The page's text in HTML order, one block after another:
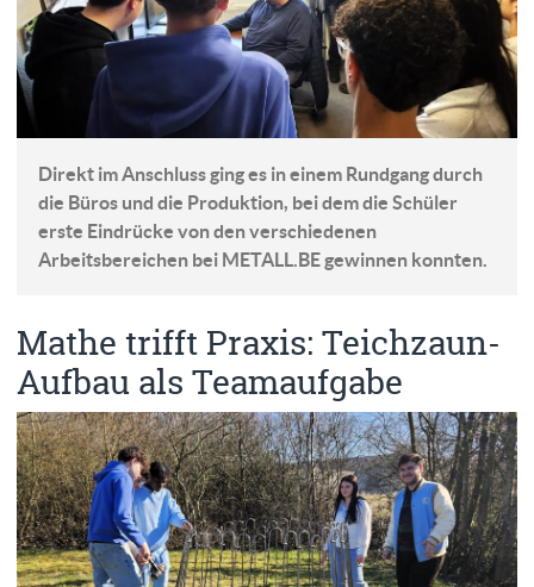
Direkt im Anschluss ging es in einem Rundgang durch
die Büros und die Produktion, bei dem die Schüler
erste Eindrücke von den verschiedenen
Arbeitsbereichen bei METALL.BE gewinnen konnten.
Mathe trifft Praxis: Teichzaun-
Aufbau als Teamaufgabe